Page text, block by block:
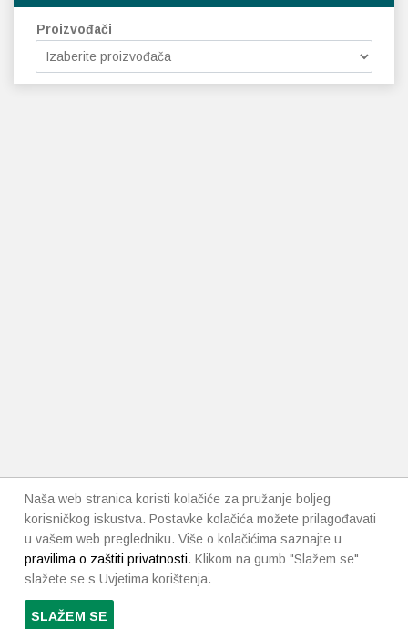
Proizvođači
Naša web stranica koristi kolačiće za pružanje boljeg
korisničkog iskustva. Postavke kolačića možete prilagođavati
u vašem web pregledniku. Više o kolačićima saznajte u
pravilima o zaštiti privatnosti. Klikom na gumb "Slažem se"
slažete se s Uvjetima korištenja.
SLAŽEM SE